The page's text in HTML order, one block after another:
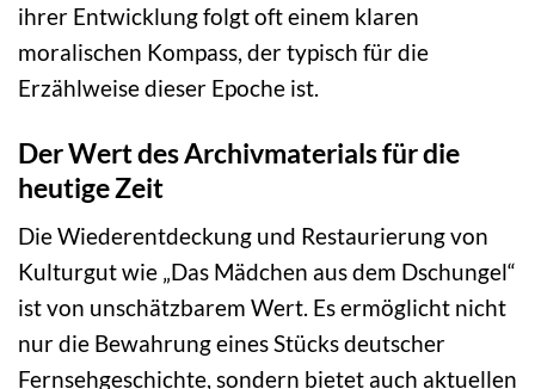
ihrer Entwicklung folgt oft einem klaren
moralischen Kompass, der typisch für die
Erzählweise dieser Epoche ist.
Der Wert des Archivmaterials für die
heutige Zeit
Die Wiederentdeckung und Restaurierung von
Kulturgut wie „Das Mädchen aus dem Dschungel“
ist von unschätzbarem Wert. Es ermöglicht nicht
nur die Bewahrung eines Stücks deutscher
Fernsehgeschichte, sondern bietet auch aktuellen